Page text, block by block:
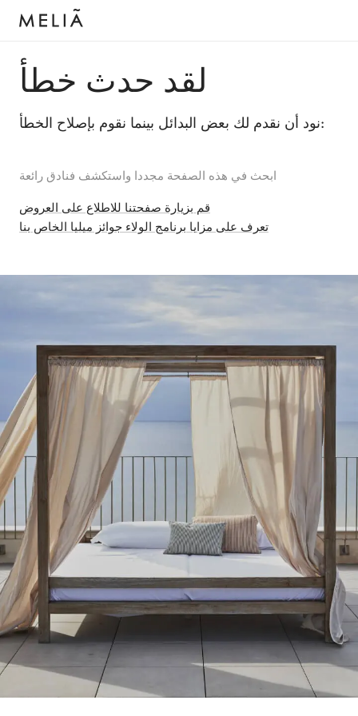
لقد حدث خطأ
نود أن نقدم لك بعض البدائل بينما نقوم بإصلاح الخطأ:
ابحث في هذه الصفحة مجددا واستكشف فنادق رائعة
قم بزيارة صفحتنا للاطلاع على العروض
تعرف على مزايا برنامج الولاء جوائز ميليا الخاص بنا